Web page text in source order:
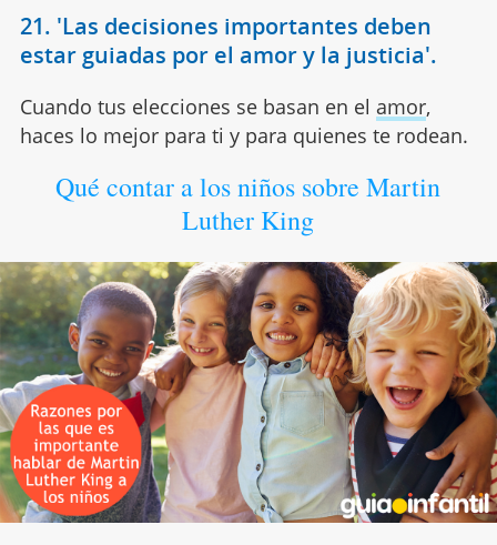
21. 'Las decisiones importantes deben
estar guiadas por el amor y la justicia'.
Cuando tus elecciones se basan en el amor,
haces lo mejor para ti y para quienes te rodean.
Qué contar a los niños sobre Martin
Luther King